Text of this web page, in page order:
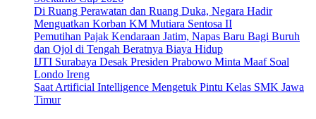
Di Ruang Perawatan dan Ruang Duka, Negara Hadir
Menguatkan Korban KM Mutiara Sentosa II
Pemutihan Pajak Kendaraan Jatim, Napas Baru Bagi Buruh
dan Ojol di Tengah Beratnya Biaya Hidup
IJTI Surabaya Desak Presiden Prabowo Minta Maaf Soal
Londo Ireng
Saat Artificial Intelligence Mengetuk Pintu Kelas SMK Jawa
Timur